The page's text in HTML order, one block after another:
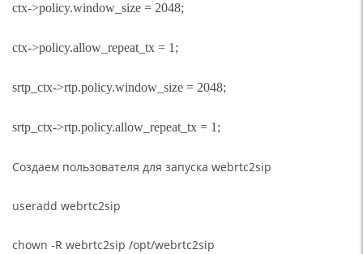
ctx->policy.window_size = 2048;
ctx->policy.allow_repeat_tx = 1;
srtp_ctx->rtp.policy.window_size = 2048;
srtp_ctx->rtp.policy.allow_repeat_tx = 1;
Создаем пользователя для запуска webrtc2sip
useradd webrtc2sip
chown -R webrtc2sip /opt/webrtc2sip